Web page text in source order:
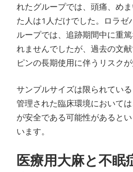
れたグループでは、頭痛、め
た人は1人だけでした。ロラゼ
ループでは、追跡期間中に重
れませんでしたが、過去の文
ピンの長期使用に伴うリスクが
サンプルサイズは限られている
管理された臨床環境において
が安全である可能性があると
います。
医療用大麻と不眠